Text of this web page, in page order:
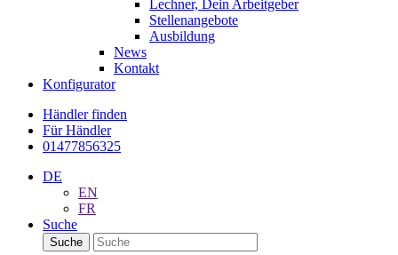
Lechner, Dein Arbeitgeber
Stellenangebote
Ausbildung
News
Kontakt
Konfigurator
Händler finden
Für Händler
01477856325
DE
EN
FR
Suche
Suche